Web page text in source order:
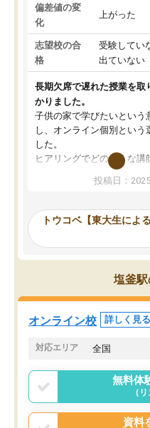
偏差値の変
化
上がった
志望校の合
格
受験してい
出ていない
長期欠席で遅れた授業を取
かりました。
子供の家で学びたいという
し、オンライン個別という
した。
ヒアリングでどのような講
か、オプションは付帯する
事が出来ました。
ーティングを行い、その講
見てから講師を決定する事
す。
うちの子は、初回面談の講
オンラインツールを使用し
共有があり宿題もそちらで
でした。
言う事で講師変更の申し出
まりに短期での変更だった
う事にして退会しました。
戻せ、授業内容や講師の方
投稿日：
トウコベ【東大生によ
塩釜
オンライン校 詳しく見る
対応エリア 全国
無料体
（
資料